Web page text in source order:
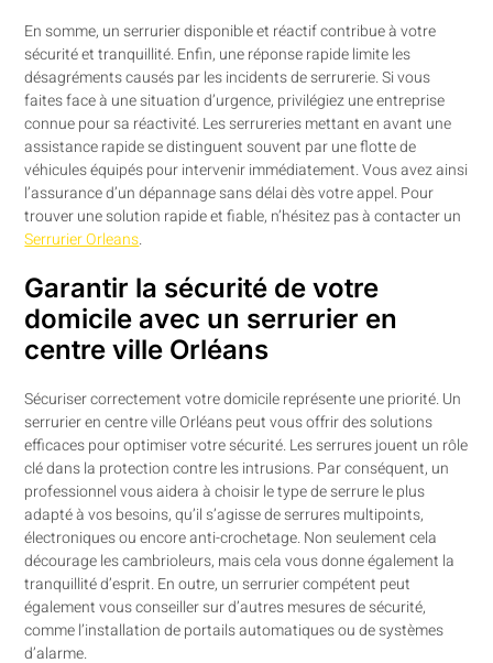
En somme, un serrurier disponible et réactif contribue à votre
sécurité et tranquillité. Enfin, une réponse rapide limite les
désagréments causés par les incidents de serrurerie. Si vous
faites face à une situation d’urgence, privilégiez une entreprise
connue pour sa réactivité. Les serrureries mettant en avant une
assistance rapide se distinguent souvent par une flotte de
véhicules équipés pour intervenir immédiatement. Vous avez ainsi
l’assurance d’un dépannage sans délai dès votre appel. Pour
trouver une solution rapide et fiable, n’hésitez pas à contacter un
Serrurier Orleans.
Garantir la sécurité de votre
domicile avec un serrurier en
centre ville Orléans
Sécuriser correctement votre domicile représente une priorité. Un
serrurier en centre ville Orléans peut vous offrir des solutions
efficaces pour optimiser votre sécurité. Les serrures jouent un rôle
clé dans la protection contre les intrusions. Par conséquent, un
professionnel vous aidera à choisir le type de serrure le plus
adapté à vos besoins, qu’il s’agisse de serrures multipoints,
électroniques ou encore anti-crochetage. Non seulement cela
décourage les cambrioleurs, mais cela vous donne également la
tranquillité d’esprit. En outre, un serrurier compétent peut
également vous conseiller sur d’autres mesures de sécurité,
comme l’installation de portails automatiques ou de systèmes
d’alarme.